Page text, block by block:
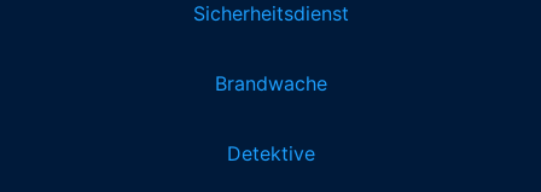
Sicherheitsdienst
Brandwache
Detektive